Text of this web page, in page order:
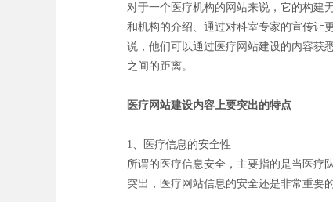
对于一个医疗机构的网站来说，它的构建
和机构的介绍、通过对科室专家的宣传让
说，他们可以通过医疗网站建设的内容获
之间的距离。
医疗网站建设内容上要突出的特点
1、医疗信息的安全性
所谓的医疗信息安全，主要指的是当医疗
突出，医疗网站信息的安全还是非常重要的